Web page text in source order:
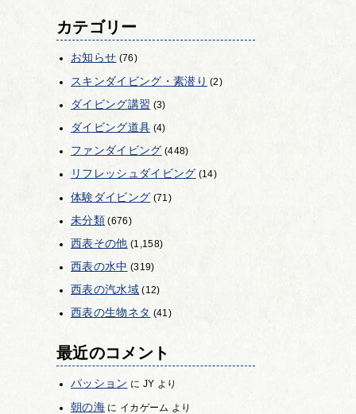
カテゴリー
お知らせ (76)
スキンダイビング・素潜り (2)
ダイビング講習 (3)
ダイビング道具 (4)
ファンダイビング (448)
リフレッシュダイビング (14)
体験ダイビング (71)
未分類(676)
西表その他 (1,158)
西表の水中 (319)
西表の汽水域(12)
西表の生物ネタ (41)
最近のコメント
パッション に JY より
朝の海に イカゲーム より